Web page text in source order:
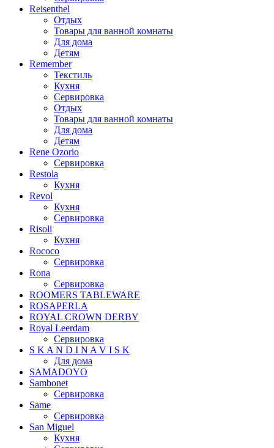
Reisenthel
Отдых
Товары для ванной комнаты
Для дома
Детям
Remember
Текстиль
Кухня
Сервировка
Отдых
Товары для ванной комнаты
Для дома
Детям
Rene Ozorio
Сервировка
Restola
Кухня
Revol
Кухня
Сервировка
Risoli
Кухня
Rococo
Сервировка
Rona
Сервировка
ROOMERS TABLEWARE
ROSAPERLA
ROYAL CROWN DERBY
Royal Leerdam
Сервировка
S K A N D I N A V I S K
Для дома
SAMADOYO
Sambonet
Сервировка
Same
Сервировка
San Miguel
Кухня